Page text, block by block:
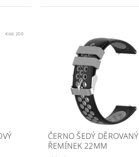
Kód:200
ČERNO ŠEDÝ DĚROVANÝ
ŘEMÍNEK 22MM